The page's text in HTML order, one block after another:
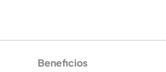
Beneficios